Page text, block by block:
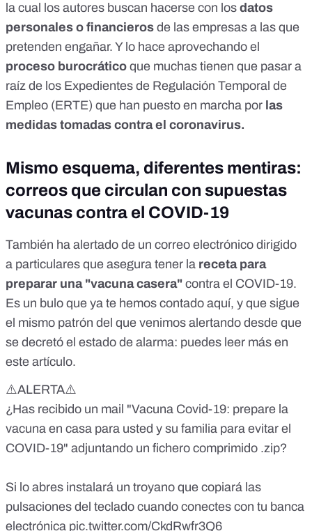
la cual los autores buscan hacerse con los datos
personales o financieros de las empresas a las que
pretenden engañar. Y lo hace aprovechando el
proceso burocrático que muchas tienen que pasar a
raíz de los Expedientes de Regulación Temporal de
Empleo (ERTE) que han puesto en marcha por las
medidas tomadas contra el coronavirus.
Mismo esquema, diferentes mentiras:
correos que circulan con supuestas
vacunas contra el COVID-19
También ha alertado de un correo electrónico dirigido
a particulares que asegura tener la receta para
preparar una "vacuna casera" contra el COVID-19.
Es un bulo que ya te hemos contado aquí, y que sigue
el mismo patrón del que venimos alertando desde que
se decretó el estado de alarma: puedes leer más en
este artículo.
⚠️ALERTA⚠️
¿Has recibido un mail "Vacuna Covid-19: prepare la
vacuna en casa para usted y su familia para evitar el
COVID-19" adjuntando un fichero comprimido .zip?
Si lo abres instalará un troyano que copiará las
pulsaciones del teclado cuando conectes con tu banca
electrónica pic.twitter.com/CkdRwfr3Q6